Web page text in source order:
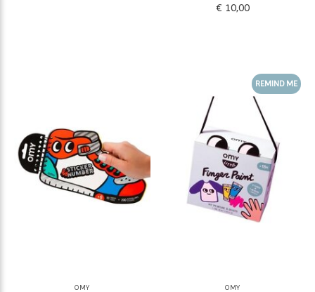
€ 10,00
OMY
REMIND ME
OMY